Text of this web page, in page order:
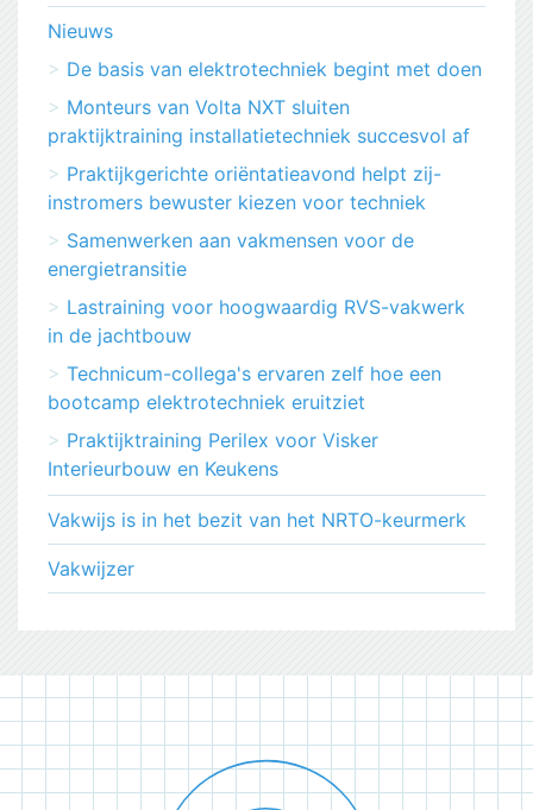
Nieuws
De basis van elektrotechniek begint met doen
Monteurs van Volta NXT sluiten
praktijktraining installatietechniek succesvol af
Praktijkgerichte oriëntatieavond helpt zij-
instromers bewuster kiezen voor techniek
Samenwerken aan vakmensen voor de
energietransitie
Lastraining voor hoogwaardig RVS-vakwerk
in de jachtbouw
Technicum-collega's ervaren zelf hoe een
bootcamp elektrotechniek eruitziet
Praktijktraining Perilex voor Visker
Interieurbouw en Keukens
Vakwijs is in het bezit van het NRTO-keurmerk
Vakwijzer